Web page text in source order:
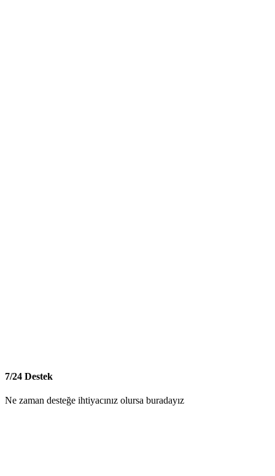
7/24 Destek
Ne zaman desteğe ihtiyacınız olursa buradayız